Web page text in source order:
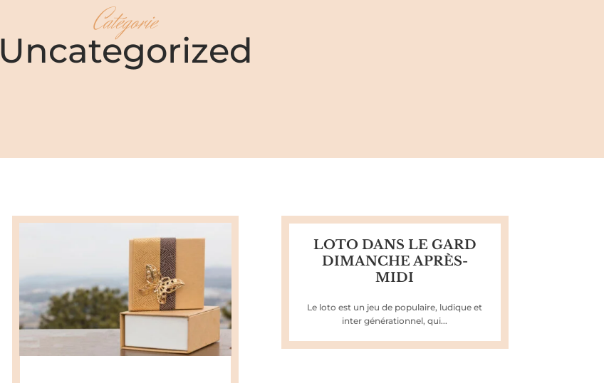
Catégorie
Uncategorized
LOTO DANS LE GARD
DIMANCHE APRÈS-
MIDI
Le loto est un jeu de populaire, ludique et
inter générationnel, qui...